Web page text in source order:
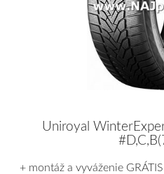
Uniroyal
+ montáž a vyváženie